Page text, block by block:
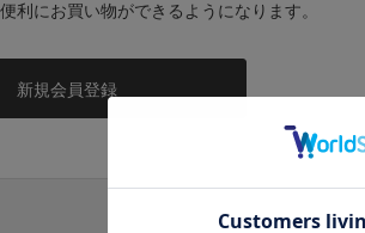
利にお買い物ができるようになります。